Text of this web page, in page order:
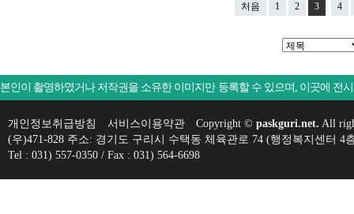
처음 1 2 3 4
본인이 촬영하였거나 저작권을 소유한 이미지만 등록할 수 있으며, 이곳에 전
개인정보취급방침 서비스이용약관 Copyright © paskguri.net. All
(우)471-828 주소: 경기도 구리시 수택동 체육관로 74 (행정복지센터
Tel : 031) 557-0350 / Fax : 031) 564-6698